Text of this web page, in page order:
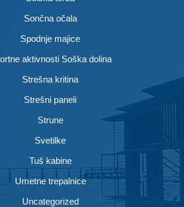
Sončna očala
Spodnje majice
aktivnosti Soška dolina
Strešna kritina
Strešni paneli
Strune
Svetilke
Tuš kabine
Umetne trepalnice
Uncategorized